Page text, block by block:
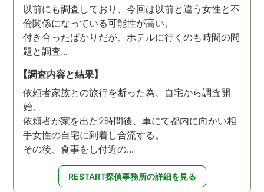
以前にも調査しており、今回は以前と違う女性と不
倫関係になっている可能性が高い。
付き合ったばかりだが、ホテルに行くのも時間の問
題と調査...
【調査内容と結果】
依頼者家族との旅行を断った為、自宅から調査開
始。
依頼者が家を出た2時間後、車にて都内に向かい相
手女性の自宅に到着し合流する。
その後、食事をし付近の...
RESTART探偵事務所の詳細を見る